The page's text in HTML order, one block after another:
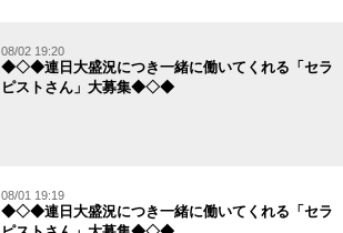
08/02 19:20
◆◇◆連日大盛況につき一緒に働いてくれる「セラ
ピストさん」大募集◆◇◆
08/01 19:19
◆◇◆連日大盛況につき一緒に働いてくれる「セラ